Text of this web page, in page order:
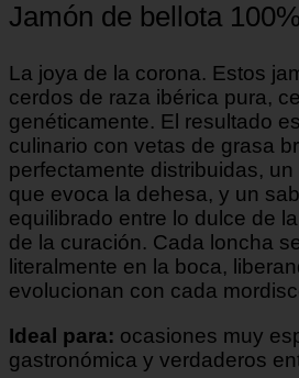
Jamón de bellota
La joya de la corona. Estos
cerdos de raza ibérica pura,
genéticamente. El resultado
culinario con vetas de grasa
perfectamente distribuidas,
que evoca la dehesa, y un
equilibrado entre lo dulce de
de la curación. Cada loncha
literalmente en la boca,
evolucionan con cada
Ideal para: ocasiones muy
gastronómica y verdaderos